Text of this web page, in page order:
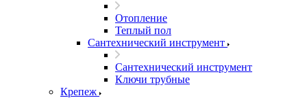
Отопление
Теплый пол
Сантехнический инструмент
Сантехнический инструмент
Ключи трубные
Крепеж